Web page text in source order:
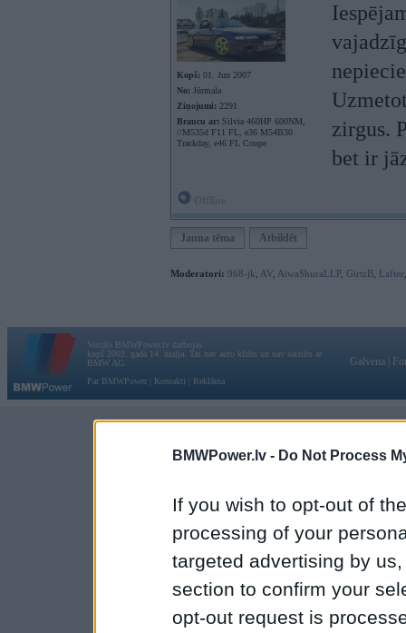
BMWPower.lv - Do Not Process
If you wish to opt-out of
processing of your
targeted advertising by
section to confirm your
opt-out request is
Kopš: 01. Jun 2007
No: Jūrmala
Ziņojumi: 2291
Braucu ar: Silvia 460HP 600NM,
//M535d F11 FL, e36 M54B30
Trackday, e46 FL Coupe
zirgus.
bet ir
Jauna tēma Atbildēt
Moderatori: 968-jk AV AiwaShuraLLP, GirtzB Lafter
Vortāls BMWPower.lv darbojas
kopš 2002. gada 14. maija. Tas nav auto klubs un nav saistīts ar
BMW AG.
Par BMWPower
Kontakti Reklāma
Galvena